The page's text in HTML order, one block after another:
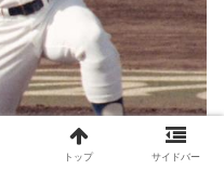
トップ サイドバー